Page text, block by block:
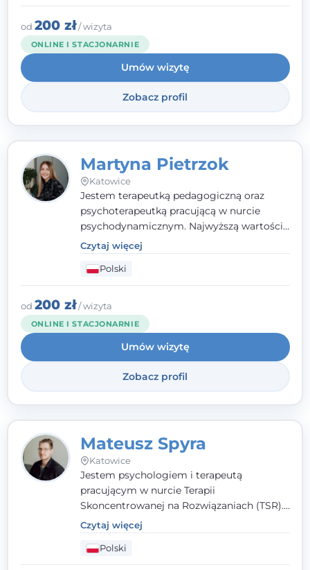
indywidualne podejście pełne empatii,
zaufania i wsparcia. Jeśli masz za sobą
trudny czas, jestem tutaj dla Ciebie.
od 200 zł/ wizyta
ONLINE I STACJONARNIE
Umów wizytę
Zobacz profil
Martyna Pietrzok
Katowice
Jestem terapeutką pedagogiczną oraz
psychoterapeutką pracującą w nurcie
psychodynamicznym. Najwyższą wartością
jest dla mnie bliska, pełna zrozumienia i
zaangażowania relacja z pacjentem. To
właśnie ta oparta na zaufaniu więź staje się
przestrzenią, w której można dotrzeć do
źródła trudności i spojrzeć na nie inaczej
niż dotąd.
Czytaj więcej
Polski
od 200 zł/ wizyta
ONLINE I STACJONARNIE
Umów wizytę
Zobacz profil
Mateusz Spyra
Katowice
Jestem psychologiem i terapeutą
pracującym w nurcie Terapii
Skoncentrowanej na Rozwiązaniach (TSR).
Towarzyszę młodzieży i dorosłym z
empatią, zrozumieniem i bez oceniania.
Daję przestrzeń do bycia sobą, bo wiem, że
w każdym człowieku jest coś wyjątkowego.
Czytaj więcej
Polski